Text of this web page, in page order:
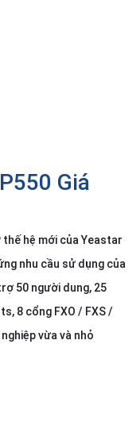
Giá
hệ mới của Yeastar
nhu cầu sử dụng của
50 người dung, 25
8 cổng FXO / FXS /
vừa và nhỏ